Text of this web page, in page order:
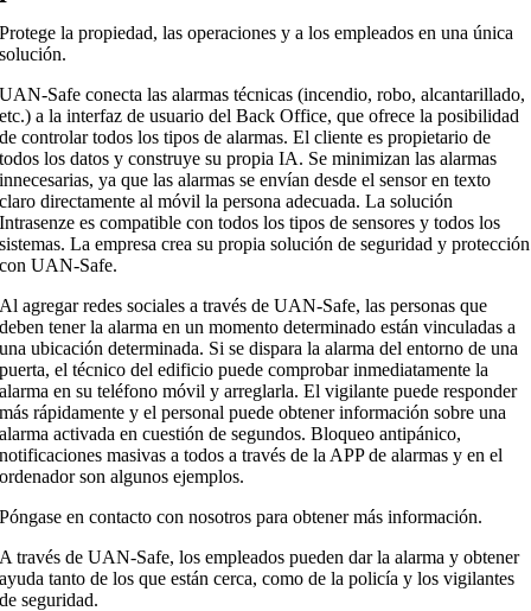
Protege la propiedad, las operaciones y a los empleados en una única
solución.
UAN-Safe conecta las alarmas técnicas (incendio, robo, alcantarillado,
etc.) a la interfaz de usuario del Back Office, que ofrece la posibilidad
de controlar todos los tipos de alarmas. El cliente es propietario de
todos los datos y construye su propia IA. Se minimizan las alarmas
innecesarias, ya que las alarmas se envían desde el sensor en texto
claro directamente al móvil la persona adecuada. La solución
Intrasenze es compatible con todos los tipos de sensores y todos los
sistemas. La empresa crea su propia solución de seguridad y protección
con UAN-Safe.
Al agregar redes sociales a través de UAN-Safe, las personas que
deben tener la alarma en un momento determinado están vinculadas a
una ubicación determinada. Si se dispara la alarma del entorno de una
puerta, el técnico del edificio puede comprobar inmediatamente la
alarma en su teléfono móvil y arreglarla. El vigilante puede responder
más rápidamente y el personal puede obtener información sobre una
alarma activada en cuestión de segundos. Bloqueo antipánico,
notificaciones masivas a todos a través de la APP de alarmas y en el
ordenador son algunos ejemplos.
Póngase en contacto con nosotros para obtener más información.
A través de UAN-Safe, los empleados pueden dar la alarma y obtener
ayuda tanto de los que están cerca, como de la policía y los vigilantes
de seguridad.